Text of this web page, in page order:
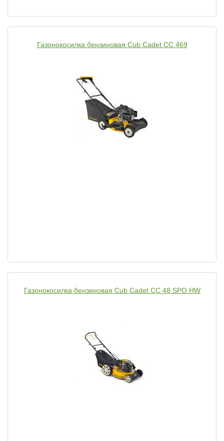
Газонокосилка бензиновая Cub Cadet CC 469
Газонокосилка бензиновая Cub Cadet CC 48 SPO HW